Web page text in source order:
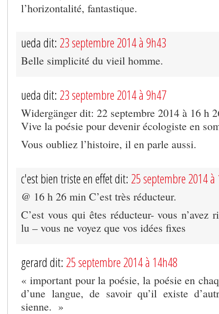
l’horizontalité, fantastique.
ueda dit: 23 septembre 2014 à 9h43
Belle simplicité du vieil homme.
ueda dit: 23 septembre 2014 à 9h47
Widergänger dit: 22 septembre 2014 à 16 h
Vive la poésie pour devenir écologiste en
Vous oubliez l’histoire, il en parle aussi.
c'est bien triste en effet dit: 25 septembre 2014 à
@ 16 h 26 min C’est très réducteur.
C’est vous qui êtes réducteur- vous n’avez
lu – vous ne voyez que vos idées fixes
gerard dit: 25 septembre 2014 à 14h48
« important pour la poésie, la poésie en
d’une langue, de savoir qu’il existe
sienne. »